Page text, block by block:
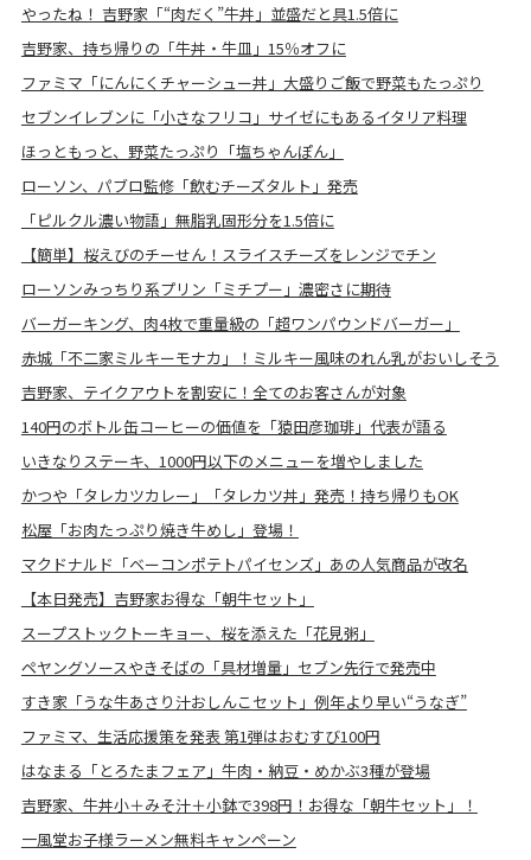
やったね！ 吉野家「“肉だく”牛丼」並盛だと具1.5倍に
吉野家、持ち帰りの「牛丼・牛皿」15％オフに
ファミマ「にんにくチャーシュー丼」大盛りご飯で野菜もたっぷり
セブンイレブンに「小さなフリコ」サイゼにもあるイタリア料理
ほっともっと、野菜たっぷり「塩ちゃんぽん」
ローソン、パブロ監修「飲むチーズタルト」発売
「ピルクル濃い物語」無脂乳固形分を1.5倍に
【簡単】桜えびのチーせん！スライスチーズをレンジでチン
ローソンみっちり系プリン「ミチプー」濃密さに期待
バーガーキング、肉4枚で重量級の「超ワンパウンドバーガー」
赤城「不二家ミルキーモナカ」！ミルキー風味のれん乳がおいしそう
吉野家、テイクアウトを割安に！全てのお客さんが対象
140円のボトル缶コーヒーの価値を「猿田彦珈琲」代表が語る
いきなりステーキ、1000円以下のメニューを増やしました
かつや「タレカツカレー」「タレカツ丼」発売！持ち帰りもOK
松屋「お肉たっぷり焼き牛めし」登場！
マクドナルド「ベーコンポテトパイセンズ」あの人気商品が改名
【本日発売】吉野家お得な「朝牛セット」
スープストックトーキョー、桜を添えた「花見粥」
ペヤングソースやきそばの「具材増量」セブン先行で発売中
すき家「うな牛あさり汁おしんこセット」例年より早い“うなぎ”
ファミマ、生活応援策を発表 第1弾はおむすび100円
はなまる「とろたまフェア」牛肉・納豆・めかぶ3種が登場
吉野家、牛丼小＋みそ汁＋小鉢で398円！お得な「朝牛セット」！
一風堂お子様ラーメン無料キャンペーン